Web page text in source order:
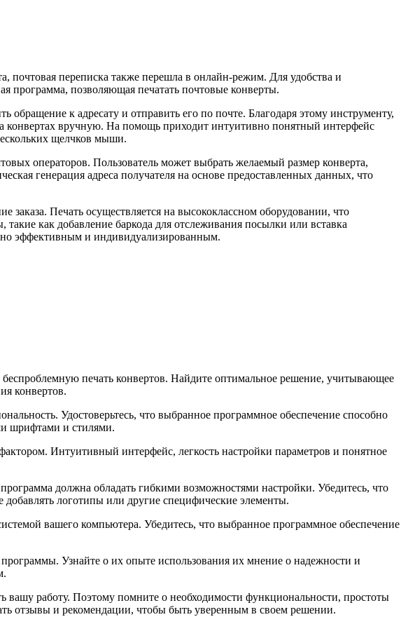
почтовая переписка также перешла в онлайн-режим. Для удобства и
программа, позволяющая печатать почтовые конверты.
к адресату и отправить его по почте. Благодаря этому инструменту,
конвертах вручную. На помощь приходит интуитивно понятный интерфейс
щелчков мыши.
операторов. Пользователь может выбрать желаемый размер конверта,
генерация адреса получателя на основе предоставленных данных, что
заказа. Печать осуществляется на высококлассном оборудовании, что
как добавление баркода для отслеживания посылки или вставка
эффективным и индивидуализированным.
печать конвертов. Найдите оптимальное решение, учитывающее
конвертов.
Удостоверьтесь, что выбранное программное обеспечение способно
шрифтами и стилями.
Интуитивный интерфейс, легкость настройки параметров и понятное
должна обладать гибкими возможностями настройки. Убедитесь, что
логотипы или другие специфические элементы.
вашего компьютера. Убедитесь, что выбранное программное обеспечение
Узнайте о их опыте использования их мнение о надежности и
работу. Поэтому помните о необходимости функциональности, простоты
отзывы и рекомендации, чтобы быть уверенным в своем решении.